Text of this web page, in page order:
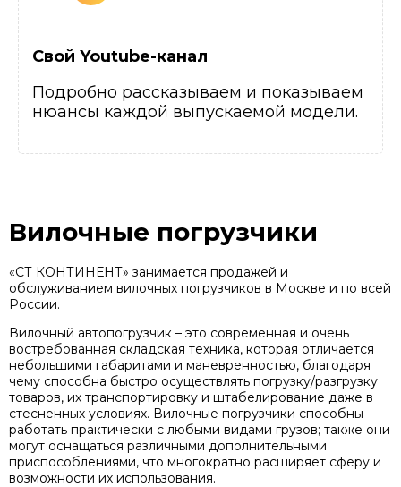
Свой Youtube-канал
Подробно рассказываем и показываем
нюансы каждой выпускаемой модели.
Вилочные погрузчики
«СТ КОНТИНЕНТ» занимается продажей и
обслуживанием вилочных погрузчиков в Москве и по всей
России.
Вилочный автопогрузчик – это современная и очень
востребованная складская техника, которая отличается
небольшими габаритами и маневренностью, благодаря
чему способна быстро осуществлять погрузку/разгрузку
товаров, их транспортировку и штабелирование даже в
стесненных условиях. Вилочные погрузчики способны
работать практически с любыми видами грузов; также они
могут оснащаться различными дополнительными
приспособлениями, что многократно расширяет сферу и
возможности их использования.